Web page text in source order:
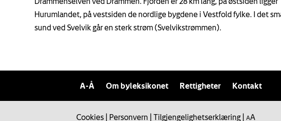
Hurumlandet, på vestsiden de nordlige bygdene i Vestfold fylke. I det
sund ved Svelvik går en sterk strøm (Svelvikstrømmen).
A-Å Om byleksikonet Rettigheter Kontakt
Cookies Personvern Tilgjengelighetserklæring AA